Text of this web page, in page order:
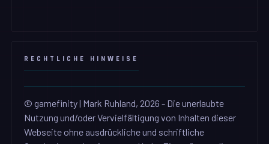
RECHTLICHE HINWEISE
© gamefinity | Mark Ruhland, 2026 - Die unerlaubte
Nutzung und/oder Vervielfältigung von Inhalten dieser
Webseite ohne ausdrückliche und schriftliche